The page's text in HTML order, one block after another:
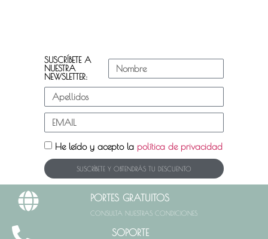
SUSCRÍBETE A
NUESTRA
NEWSLETTER:
He leído y acepto la política de privacidad
SUSCRÍBETE Y OBTENDRÁS TU DESCUENTO
PORTES GRATUITOS
CONSULTA NUESTRAS CONDICIONES
SOPORTE